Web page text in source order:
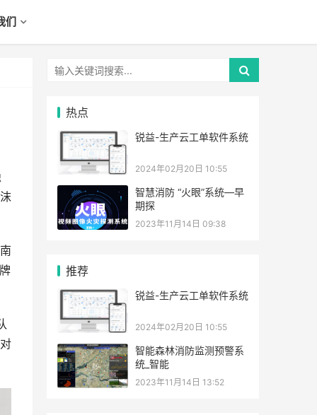
们
热点
锐益-生产云工单软件系统
2024年02月20日 10:55
智慧消防 “火眼”系统—早
期探
2023年11月14日 09:38
推荐
锐益-生产云工单软件系统
2024年02月20日 10:55
智能森林消防监测预警系
统_智能
2023年11月14日 13:52